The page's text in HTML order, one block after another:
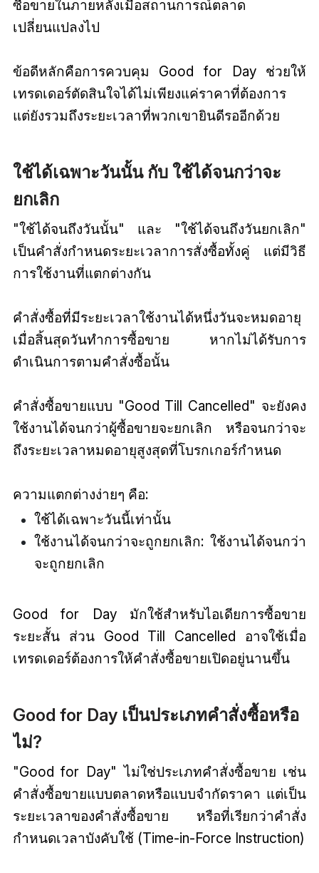
ซื้อขายในภายหลังเมื่อสถานการณ์ตลาด
เปลี่ยนแปลงไป
ข้อดีหลักคือการควบคุม Good for Day ช่วยให้
เทรดเดอร์ตัดสินใจได้ไม่เพียงแค่ราคาที่ต้องการ
แต่ยังรวมถึงระยะเวลาที่พวกเขายินดีรออีกด้วย
ใช้ได้เฉพาะวันนั้น กับ ใช้ได้จนกว่าจะ
ยกเลิก
"ใช้ได้จนถึงวันนั้น" และ "ใช้ได้จนถึงวันยกเลิก"
เป็นคำสั่งกำหนดระยะเวลาการสั่งซื้อทั้งคู่ แต่มีวิธี
การใช้งานที่แตกต่างกัน
คำสั่งซื้อที่มีระยะเวลาใช้งานได้หนึ่งวันจะหมดอายุ
เมื่อสิ้นสุดวันทำการซื้อขาย หากไม่ได้รับการ
ดำเนินการตามคำสั่งซื้อนั้น
คำสั่งซื้อขายแบบ "Good Till Cancelled" จะยังคง
ใช้งานได้จนกว่าผู้ซื้อขายจะยกเลิก หรือจนกว่าจะ
ถึงระยะเวลาหมดอายุสูงสุดที่โบรกเกอร์กำหนด
ความแตกต่างง่ายๆ คือ:
ใช้ได้เฉพาะวันนี้เท่านั้น
ใช้งานได้จนกว่าจะถูกยกเลิก: ใช้งานได้จนกว่า
จะถูกยกเลิก
Good for Day มักใช้สำหรับไอเดียการซื้อขาย
ระยะสั้น ส่วน Good Till Cancelled อาจใช้เมื่อ
เทรดเดอร์ต้องการให้คำสั่งซื้อขายเปิดอยู่นานขึ้น
Good for Day เป็นประเภทคำสั่งซื้อหรือ
ไม่?
"Good for Day" ไม่ใช่ประเภทคำสั่งซื้อขาย เช่น
คำสั่งซื้อขายแบบตลาดหรือแบบจำกัดราคา แต่เป็น
ระยะเวลาของคำสั่งซื้อขาย หรือที่เรียกว่าคำสั่ง
กำหนดเวลาบังคับใช้ (Time-in-Force Instruction)